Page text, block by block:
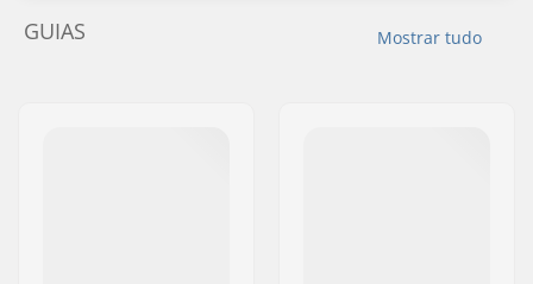
Mostrar tudo
GUIAS